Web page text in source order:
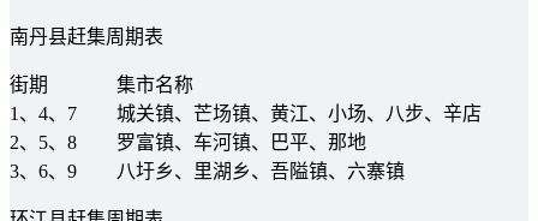
南丹县赶集周期表
街期
集市名称
1、4、7
城关镇、芒场镇、黄江、小场、八步、辛店
2、5、8
罗富镇、车河镇、巴平、那地
3、6、9
八圩乡、里湖乡、吾隘镇、六寨镇